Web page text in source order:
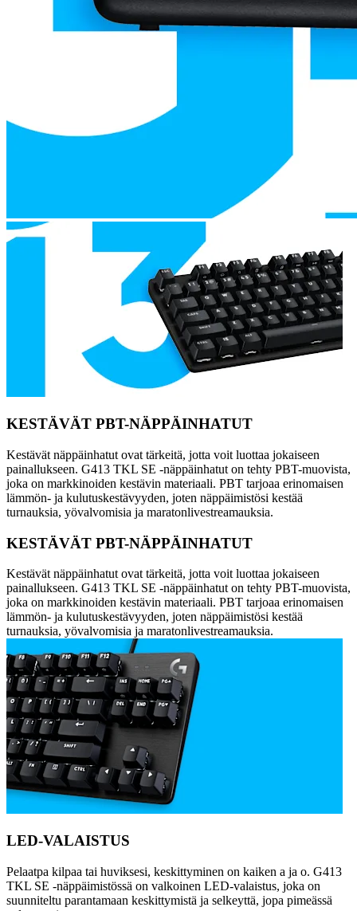
KESTÄVÄT PBT-NÄPPÄINHATUT
Kestävät näppäinhatut ovat tärkeitä, jotta voit luottaa jokaiseen
painallukseen. G413 TKL SE -näppäinhatut on tehty PBT-muovista,
joka on markkinoiden kestävin materiaali. PBT tarjoaa erinomaisen
lämmön- ja kulutuskestävyyden, joten näppäimistösi kestää
turnauksia, yövalvomisia ja maratonlivestreamauksia.
KESTÄVÄT PBT-NÄPPÄINHATUT
Kestävät näppäinhatut ovat tärkeitä, jotta voit luottaa jokaiseen
painallukseen. G413 TKL SE -näppäinhatut on tehty PBT-muovista,
joka on markkinoiden kestävin materiaali. PBT tarjoaa erinomaisen
lämmön- ja kulutuskestävyyden, joten näppäimistösi kestää
turnauksia, yövalvomisia ja maratonlivestreamauksia.
LED-VALAISTUS
Pelaatpa kilpaa tai huviksesi, keskittyminen on kaiken a ja o. G413
TKL SE -näppäimistössä on valkoinen LED-valaistus, joka on
suunniteltu parantamaan keskittymistä ja selkeyttä, jopa pimeässä